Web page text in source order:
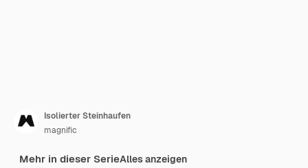
Isolierter Steinhaufen
magnific
Mehr in dieser SerieAlles anzeigen